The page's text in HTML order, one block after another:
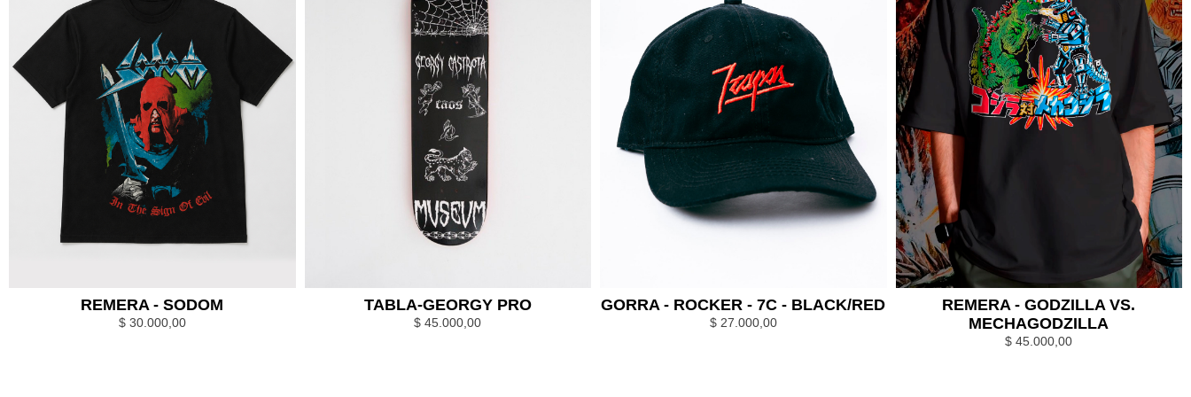
REMERA - SODOM
$30.000,00
TABLA-GEORGY PRO
$ 45.000,00
GORRA - ROCKER - 7C - BLACK/RED
$27.000,00
REMERA - GODZILLA VS.
MECHAGODZILLA
$ 45.000,00